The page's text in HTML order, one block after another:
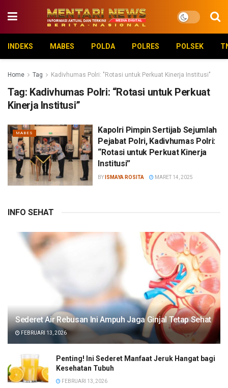
INDEKS MABES POLDA POLRES POLSEK
Home Tag Kadivhumas Polri: "Rotasi untuk Perkuat Kinerja Institusi"
Tag: Kadivhumas Polri: “Rotasi untuk Perkuat
Kinerja Institusi”
MABES
Kapolri Pimpin Sertijab Sejumlah
Pejabat Polri, Kadivhumas Polri:
“Rotasi untuk Perkuat Kinerja
Institusi”
BY ISMAYA ROSITA MARET 14, 2025
INFO SEHAT
Sederet Air Rebusan Ini Ampuh Jaga Ginjal Tetap Sehat
FEBRUARI 13, 2026
Penting! Ini Sederet Manfaat Jeruk Hangat bagi
Kesehatan Tubuh
FEBRUARI 13, 2026